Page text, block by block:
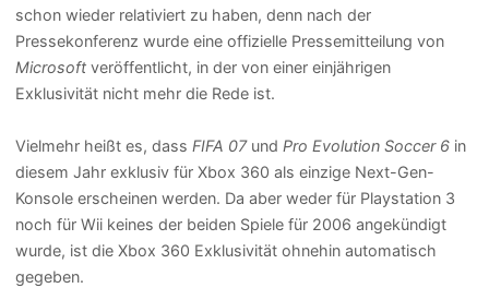
schon wieder relativiert zu haben, denn nach der
Pressekonferenz wurde eine offizielle Pressemitteilung von
Microsoft veröffentlicht, in der von einer einjährigen
Exklusivität nicht mehr die Rede ist.
Vielmehr heißt es, dass FIFA 07und Pro Evolution Soccer 6 in
diesem Jahr exklusiv für Xbox 360 als einzige Next-Gen-
Konsole erscheinen werden. Da aber weder für Playstation 3
noch für Wii keines der beiden Spiele für 2006 angekündigt
wurde, ist die Xbox 360 Exklusivität ohnehin automatisch
gegeben.